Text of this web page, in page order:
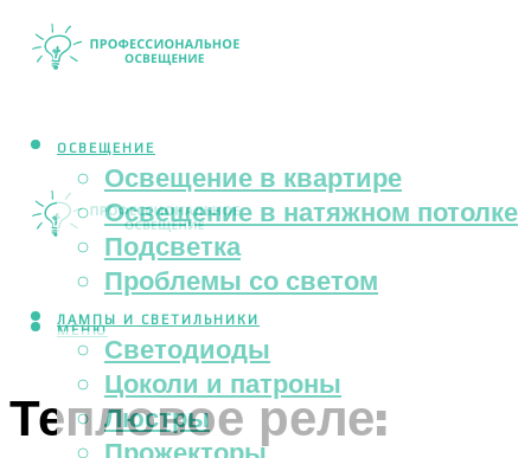
ОСВЕЩЕНИЕ
Освещение в квартире
Освещение в натяжном потолке
Подсветка
Проблемы со светом
ЛАМПЫ И СВЕТИЛЬНИКИ
Светодиоды
Цоколи и патроны
Люстры
МЕНЮ
Тепловое реле: